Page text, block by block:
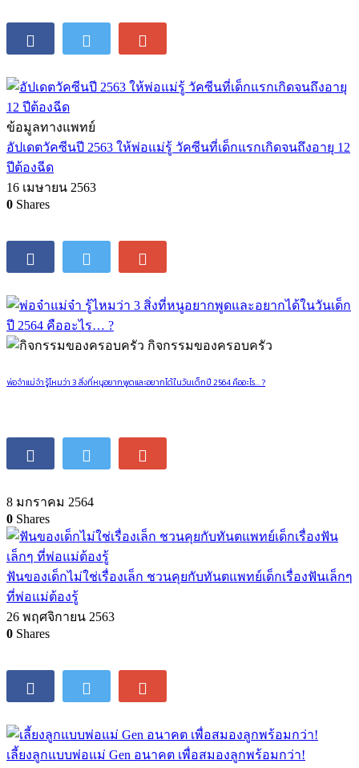
ข้อมูลทางแพทย์
อัปเดตวัคซีนปี 2563 ให้พ่อแม่รู้ วัคซีนที่เด็กแรกเกิดจนถึงอายุ 12
ปีต้องฉีด
16 เมษายน 2563
0 Shares
กิจกรรมของครอบครัว
พ่อจ๋าแม่จ๋า รู้ไหมว่า 3 สิ่งที่หนูอยากพูดและอยากได้ในวันเด็กปี 2564 คืออะไร… ?
8 มกราคม 2564
0 Shares
ฟันของเด็กไม่ใช่เรื่องเล็ก ชวนคุยกับทันตแพทย์เด็กเรื่องฟันเล็กๆ
ที่พ่อแม่ต้องรู้
26 พฤศจิกายน 2563
0 Shares
เลี้ยงลูกแบบพ่อแม่ Gen อนาคต เพื่อสมองลูกพร้อมกว่า!